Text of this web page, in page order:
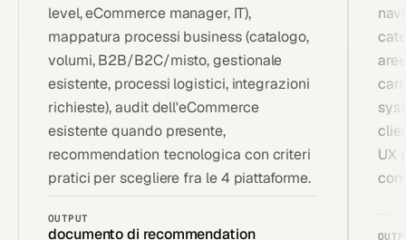
level, eCommerce manager, IT),
mappatura processi business (catalogo,
volumi, B2B/B2C/misto, gestionale
esistente, processi logistici, integrazioni
richieste), audit dell'eCommerce
esistente quando presente,
recommendation tecnologica con criteri
pratici per scegliere fra le 4 piattaforme.
OUTPUT
documento di recommendation
UX